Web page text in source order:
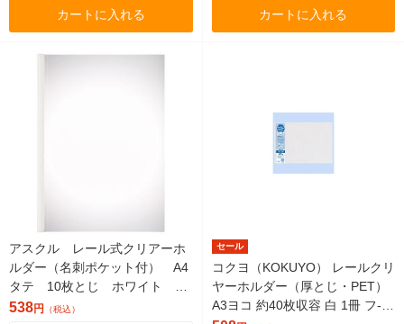
カートに入れる カートに入れる
アスクル レール式クリアーホ
ルダー（名刺ポケット付） A4
タテ 10枚とじ ホワイト 10
538円 （税込）
セール
コクヨ（KOKUYO） レールクリ
ヤーホルダー（厚とじ・PET）
A3ヨコ 約40枚収容 白 1冊 フ-W